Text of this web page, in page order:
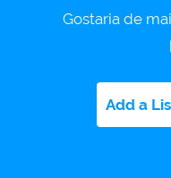
Gostaria de
Add a